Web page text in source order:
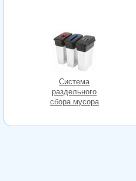
Система
раздельного
сбора мусора